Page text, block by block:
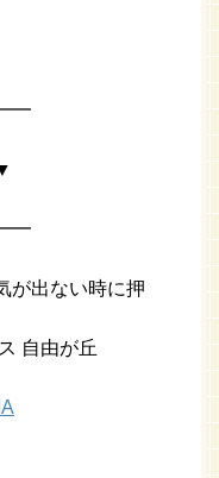
出ない時に押
自由が丘